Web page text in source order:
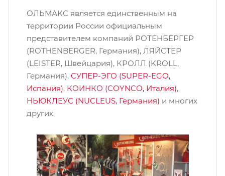
ОЛЬМАКС является единственным на
территории России официальным
представителем компаний РОТЕНБЕРГЕР
(ROTHENBERGER, Германия), ЛЯЙСТЕР
(LEISTER, Швейцария), КРОЛЛ (KROLL,
Германия), СУПЕР-ЭГО (SUPER-EGO,
Испания), КОИНКО (COYNCO, Италия),
НЬЮКЛЕУС (NUCLEUS, Германия) и многих
других.